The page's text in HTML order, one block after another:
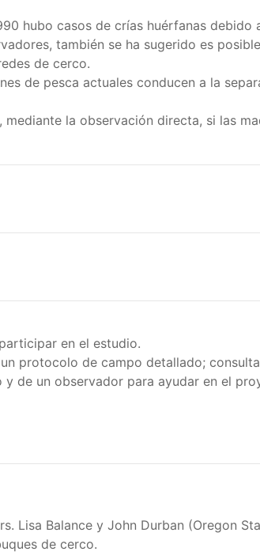
hubo casos de crías huérfanas debido
también se ha sugerido es
de cerco.
de pesca actuales conducen a la
la observación directa, si las
en el estudio.
protocolo de campo detallado;
de un observador para ayudar en el
Lisa Balance y John Durban (Oregon
de cerco.